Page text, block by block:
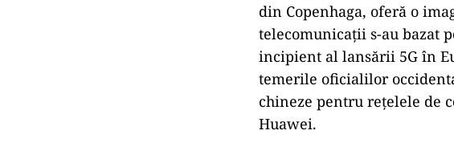
din Copenhaga, oferă o
telecomunicații s-au bazat
incipient al lansării 5G în
temerile oficialilor
chineze pentru rețelele de
Huawei.